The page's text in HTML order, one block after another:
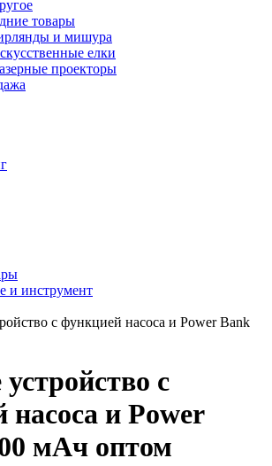
товары
и мишура
елки
проекторы
и инструмент
с функцией насоса и Power Bank
с
насоса и Power
мАч оптом